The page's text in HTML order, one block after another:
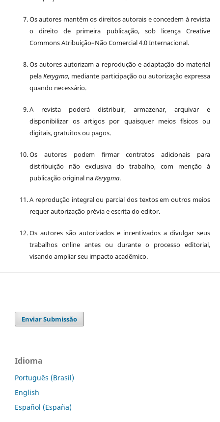
Os autores mantêm os direitos autorais e concedem à revista
o direito de primeira publicação, sob licença Creative
Commons Atribuição–Não Comercial 4.0 Internacional.
Os autores autorizam a reprodução e adaptação do material
pelaKerygma, mediante participação ou autorização expressa
quando necessário.
A revista poderá distribuir, armazenar, arquivar e
disponibilizar os artigos por quaisquer meios físicos ou
digitais, gratuitos ou pagos.
Os autores podem firmar contratos adicionais para
distribuição não exclusiva do trabalho, com menção à
publicação original naKerygma.
A reprodução integral ou parcial dos textos em outros meios
requer autorização prévia e escrita do editor.
Os autores são autorizados e incentivados a divulgar seus
trabalhos online antes ou durante o processo editorial,
visando ampliar seu impacto acadêmico.
Enviar Submissão
Idioma
Português (Brasil)
English
Español (España)